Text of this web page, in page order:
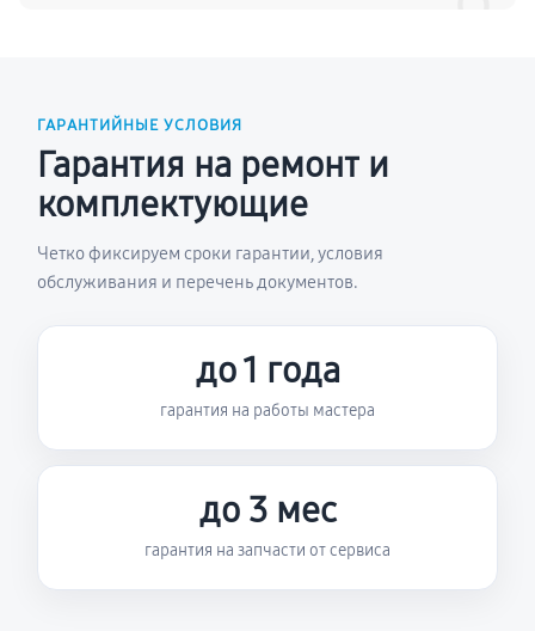
ГАРАНТИЙНЫЕ УСЛОВИЯ
Гарантия на ремонт и
комплектующие
Четко фиксируем сроки гарантии, условия
обслуживания и перечень документов.
до 1 года
гарантия на работы мастера
до 3 мес
гарантия на запчасти от сервиса